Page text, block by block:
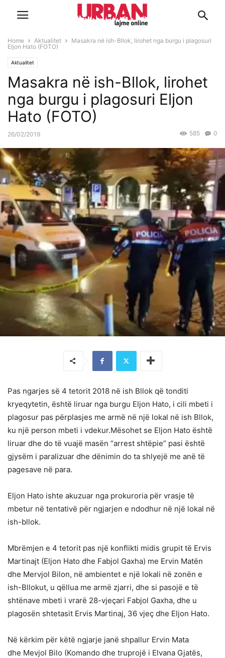
Home Aktualitet
Masakra në ish-Bllok, lirohet nga burgu i plagosuri
Eljon Hato (FOTO)
Aktualitet
Masakra në ish-Bllok, lirohet
nga burgu i plagosuri Eljon
Hato (FOTO)
26/02/2019 0
585
Pas ngarjes së 4 tetorit 2018 në ish Bllok që tonditi
kryeqytetin, është liruar nga burgu Eljon Hato, i cili mbeti i
plagosur pas përplasjes me armë në një lokal në ish Bllok,
ku një person mbeti i vdekur.Mësohet se Eljon Hato është
liruar dhe do të vuajë masën “arrest shtëpie” pasi është
gjysëm i paralizuar dhe dënimin do ta shlyejë me anë të
pagesave në para.
Eljon Hato ishte akuzuar nga prokuroria për vrasje të
mbetur në tentativë për ngjarjen e ndodhur në një lokal në
ish-bllok.
Mbrëmjen e 4 tetorit pas një konflikti midis grupit të Ervis
Martinajt (Eljon Hato dhe Fabjol Gaxha) me Ervin Matën
dhe Mervjol Bilon, në ambientet e një lokali në zonën e
ish-Bllokut, u qëllua me armë zjarri, dhe si pasojë e të
shtënave mbeti i vrarë 28-vjeçari Fabjol Gaxha, dhe u
plagosën shtetasit Ervis Martinaj, 36 vjeç dhe Eljon Hato.
Në kërkim për këtë ngjarje janë shpallur Ervin Mata
dhe Mevjol Bilo (Komando dhe truprojë i Elvana Gjatës,